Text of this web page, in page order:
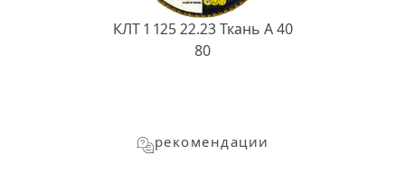
КЛТ 1 125 22.23 Ткань A 40
80
рекомендации